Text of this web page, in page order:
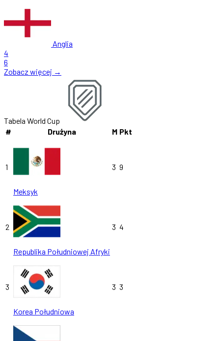
Anglia
4
6
Zobacz więcej →
Tabela World Cup
#
Drużyna M Pkt
1
Meksyk
3 9
2
Republika Południowej Afryki
3 4
3
Korea Południowa
3 3